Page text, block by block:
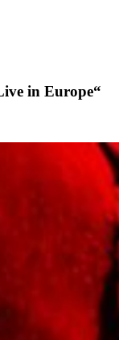
in Europe“